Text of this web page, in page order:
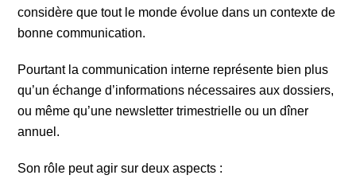
considère que tout le monde évolue dans un contexte de
bonne communication.
Pourtant la communication interne représente bien plus
qu’un échange d’informations nécessaires aux dossiers,
ou même qu’une newsletter trimestrielle ou un dîner
annuel.
Son rôle peut agir sur deux aspects :